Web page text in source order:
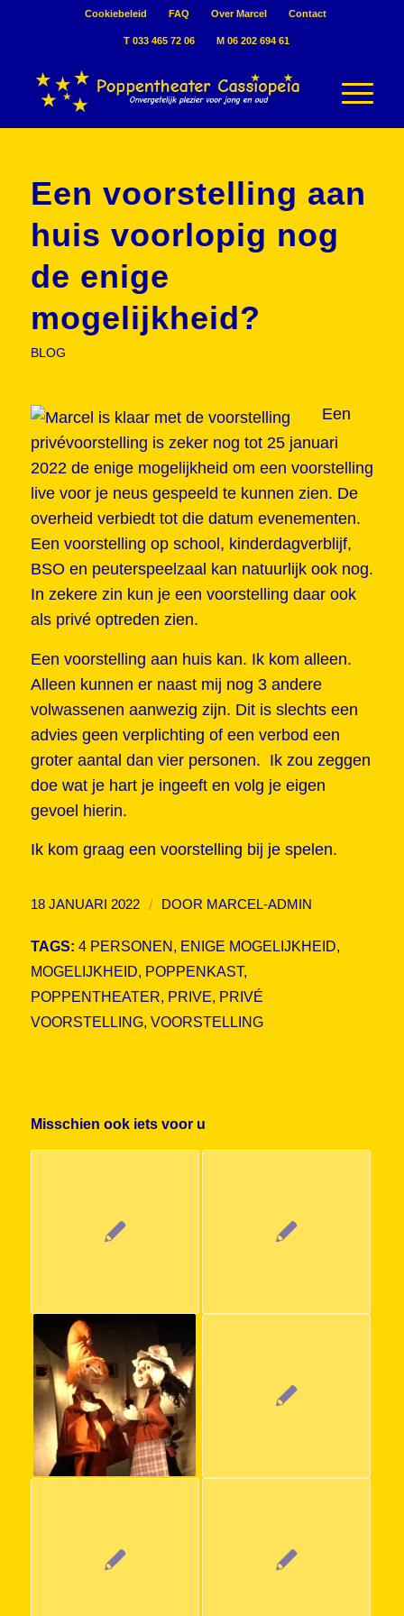
Cookiebeleid FAQ Over Marcel Contact
T 033 465 72 06 M 06 202 694 61
Een voorstelling aan
huis voorlopig nog
de enige
mogelijkheid?
BLOG
Een
privévoorstelling is zeker nog tot 25 januari
2022 de enige mogelijkheid om een voorstelling
live voor je neus gespeeld te kunnen zien. De
overheid verbiedt tot die datum evenementen.
Een voorstelling op school, kinderdagverblijf,
BSO en peuterspeelzaal kan natuurlijk ook nog.
In zekere zin kun je een voorstelling daar ook
als privé optreden zien.
Een voorstelling aan huis kan. Ik kom alleen.
Alleen kunnen er naast mij nog 3 andere
volwassenen aanwezig zijn. Dit is slechts een
advies geen verplichting of een verbod een
groter aantal dan vier personen. Ik zou zeggen
doe wat je hart je ingeeft en volg je eigen
gevoel hierin.
Ik kom graag een voorstelling bij je spelen.
18 JANUARI 2022 / DOOR MARCEL-ADMIN
TAGS: 4 PERSONEN, ENIGE MOGELIJKHEID,
MOGELIJKHEID, POPPENKAST,
POPPENTHEATER, PRIVE, PRIVÉ
VOORSTELLING, VOORSTELLING
Misschien ook iets voor u